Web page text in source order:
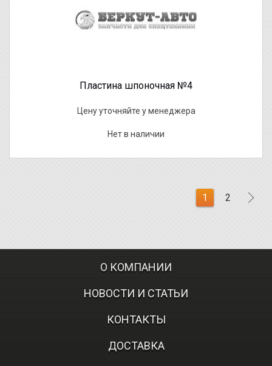
Пластина шпоночная №4
Цену уточняйте у менеджера
Нет в наличии
1 2
О КОМПАНИИ
НОВОСТИ И СТАТЬИ
КОНТАКТЫ
ДОСТАВКА